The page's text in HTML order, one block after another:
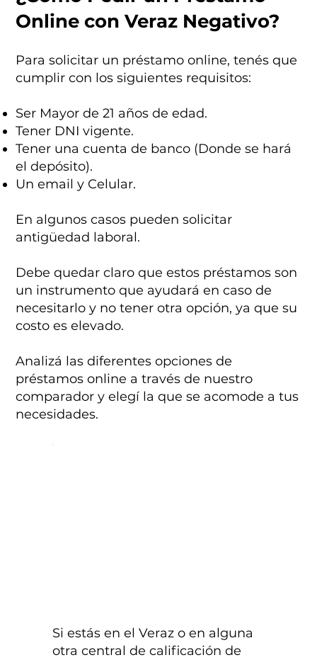
Si estás en el Veraz o en alguna
otra central de calificación de
Online con Veraz Negativo?
Para solicitar un préstamo online, tenés que
cumplir con los siguientes requisitos:
Ser Mayor de 21 años de edad.
Tener DNI vigente.
Tener una cuenta de banco (Donde se hará
el depósito).
Un email y Celular.
En algunos casos pueden solicitar
antigüedad laboral.
Debe quedar claro que estos préstamos son
un instrumento que ayudará en caso de
necesitarlo y no tener otra opción, ya que su
costo es elevado.
Analizá las diferentes opciones de
préstamos online a través de nuestro
comparador y elegí la que se acomode a tus
necesidades.